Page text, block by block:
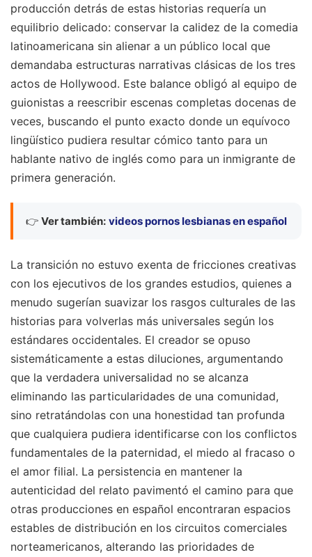
producción detrás de estas historias requería un
equilibrio delicado: conservar la calidez de la comedia
latinoamericana sin alienar a un público local que
demandaba estructuras narrativas clásicas de los tres
actos de Hollywood. Este balance obligó al equipo de
guionistas a reescribir escenas completas docenas de
veces, buscando el punto exacto donde un equívoco
lingüístico pudiera resultar cómico tanto para un
hablante nativo de inglés como para un inmigrante de
primera generación.
👉 Ver también: videos pornos lesbianas en español
La transición no estuvo exenta de fricciones creativas
con los ejecutivos de los grandes estudios, quienes a
menudo sugerían suavizar los rasgos culturales de las
historias para volverlas más universales según los
estándares occidentales. El creador se opuso
sistemáticamente a estas diluciones, argumentando
que la verdadera universalidad no se alcanza
eliminando las particularidades de una comunidad,
sino retratándolas con una honestidad tan profunda
que cualquiera pudiera identificarse con los conflictos
fundamentales de la paternidad, el miedo al fracaso o
el amor filial. La persistencia en mantener la
autenticidad del relato pavimentó el camino para que
otras producciones en español encontraran espacios
estables de distribución en los circuitos comerciales
norteamericanos, alterando las prioridades de